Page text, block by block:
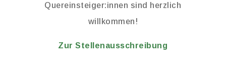
Quereinsteiger:innen sind herzlich
willkommen!
Zur Stellenausschreibung